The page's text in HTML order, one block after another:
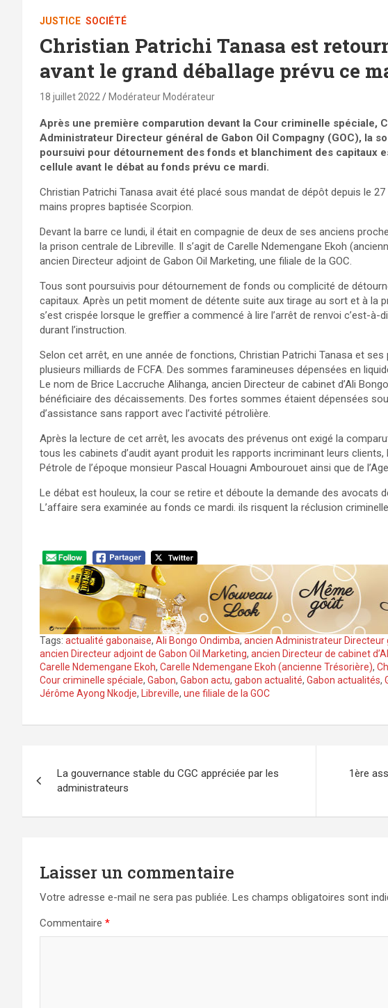
JUSTICE SOCIÉTÉ
Christian Patrichi Tanasa est
avant le grand déballage prévu ce
18 juillet 2022 Modérateur Modérateur
Après une première comparution devant la Cour criminelle spéciale,
Administrateur Directeur général de Gabon Oil Compagny (GOC), la
poursuivi pour détournement des fonds et blanchiment des capitaux
cellule avant le débat au fonds prévu ce mardi.
Christian Patrichi Tanasa avait été placé sous mandat de dépôt depuis le
mains propres baptisée Scorpion.
Devant la barre ce lundi, il était en compagnie de deux de ses anciens
la prison centrale de Libreville. Il s’agit de Carelle Ndemengane Ekoh
ancien Directeur adjoint de Gabon Oil Marketing, une filiale de la GOC.
Tous sont poursuivis pour détournement de fonds ou complicité de
capitaux. Après un petit moment de détente suite aux tirage au sort et à la
s’est crispée lorsque le greffier a commencé à lire l’arrêt de renvoi c’est-
durant l’instruction.
Selon cet arrêt, en une année de fonctions, Christian Patrichi Tanasa et
plusieurs milliards de FCFA. Des sommes faramineuses dépensées en
Le nom de Brice Laccruche Alihanga, ancien Directeur de cabinet d’Ali
bénéficiaire des décaissements. Des fortes sommes étaient dépensées
d’assistance sans rapport avec l’activité pétrolière.
Après la lecture de cet arrêt, les avocats des prévenus ont exigé la
tous les cabinets d’audit ayant produit les rapports incriminant leurs
Pétrole de l’époque monsieur Pascal Houagni Ambourouet ainsi que de
Le débat est houleux, la cour se retire et déboute la demande des avocats
L’affaire sera examinée au fonds ce mardi. ils risquent la réclusion
Tags: actualité gabonaise, Ali Bongo Ondimba, ancien Administrateur Directeur
ancien Directeur adjoint de Gabon Oil Marketing, ancien Directeur de cabinet
Carelle Ndemengane Ekoh, Carelle Ndemengane Ekoh (ancienne Trésorière),
Cour criminelle spéciale, Gabon, Gabon actu, gabon actualité, Gabon actualités,
Jérôme Ayong Nkodje, Libreville, une filiale de la GOC
de
l’article
La gouvernance stable du CGC appréciée par les
administrateurs
1ère
Laisser un commentaire
Votre adresse e-mail ne sera pas publiée. Les champs obligatoires sont
Commentaire *